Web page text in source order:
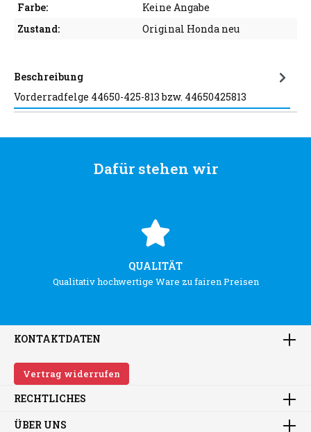
Farbe:
Keine Angabe
Zustand:
Original Honda neu
Beschreibung
Vorderradfelge 44650-425-813 bzw. 44650425813
Dafür stehen wir
QUALITÄT
Qualitativ hochwertige Ware zu fairen Preisen
KONTAKTDATEN
Vertrag widerrufen
RECHTLICHES
ÜBER UNS